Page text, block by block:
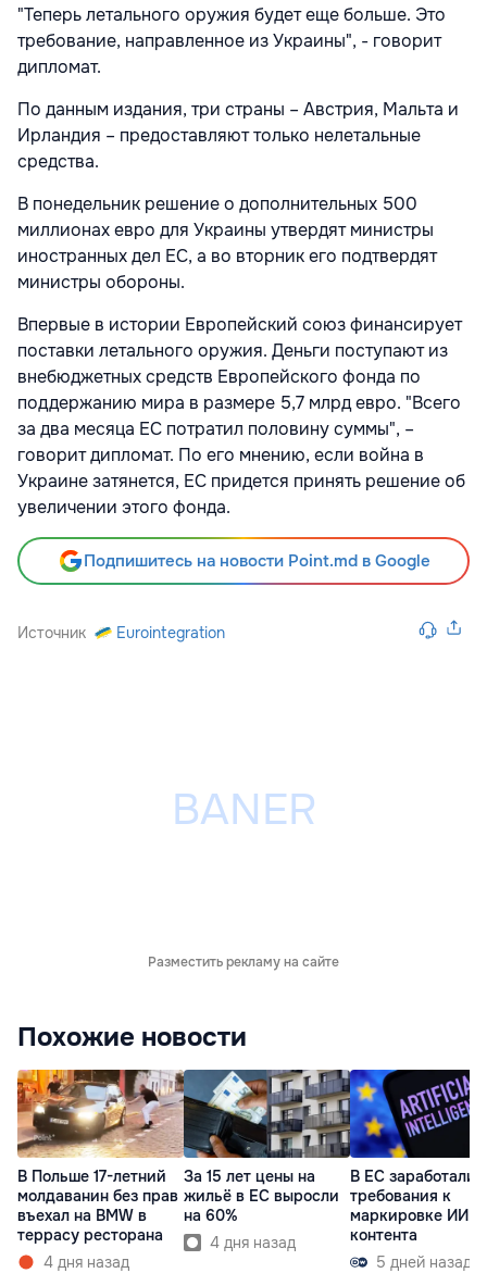
"Теперь летального оружия будет еще больше. Это
требование, направленное из Украины", - говорит
дипломат.
По данным издания, три страны – Австрия, Мальта и
Ирландия – предоставляют только нелетальные
средства.
В понедельник решение о дополнительных 500
миллионах евро для Украины утвердят министры
иностранных дел ЕС, а во вторник его подтвердят
министры обороны.
Впервые в истории Европейский союз финансирует
поставки летального оружия. Деньги поступают из
внебюджетных средств Европейского фонда по
поддержанию мира в размере 5,7 млрд евро. "Всего
за два месяца ЕС потратил половину суммы", –
говорит дипломат. По его мнению, если война в
Украине затянется, ЕС придется принять решение об
увеличении этого фонда.
Подпишитесь на новости Point.md в Google
Источник Eurointegration
Разместить рекламу на сайте
Похожие новости
В Польше 17-летний
молдаванин без прав
въехал на BMW в
террасу ресторана
4 дня назад
За 15 лет цены на
жильё в ЕС выросли
на 60%
4 дня назад
В ЕС заработали
требования к
маркировке ИИ-
контента
5 дней назад